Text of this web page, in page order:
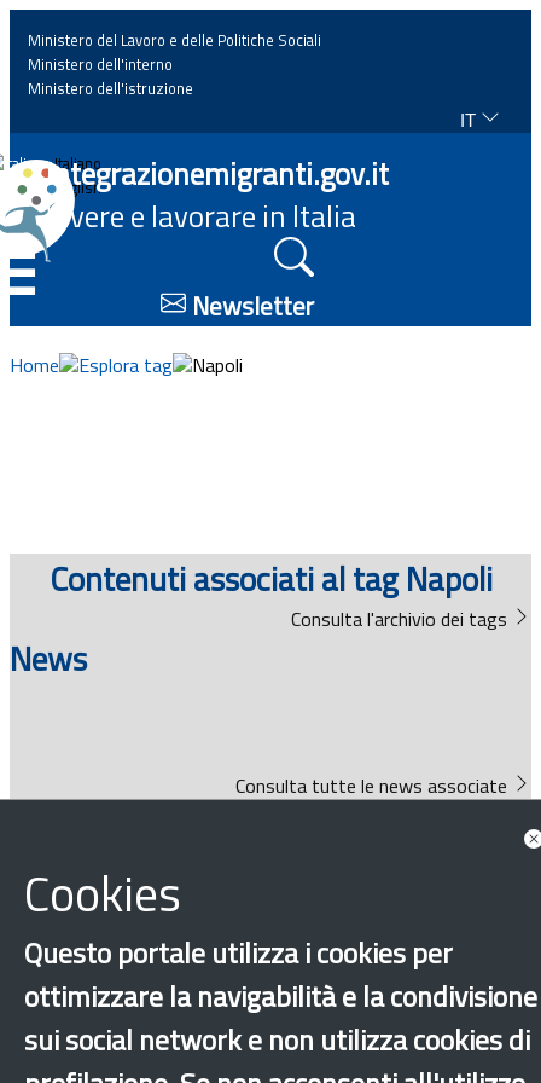
Home
News
Approfondimenti
Eventi
Documenti
Ministero del Lavoro e delle Politiche Sociali
Ministero dell'interno
Ministero dell'istruzione
IT
Italiano
English
Integrazionemigranti.gov.it
Vivere e lavorare in Italia
Newsletter
Home Esplora tag Napoli
Contenuti associati al tag Napoli
Consulta l'archivio dei tags
News
Consulta tutte le news associate
Approfondimenti
Documenti
Cookies
Questo portale utilizza i cookies per
ottimizzare la navigabilità e la condivisione
sui social network e non utilizza cookies di